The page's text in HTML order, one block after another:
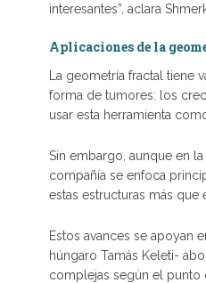
interesantes”, aclara
Aplicaciones de la
La geometría fractal tiene
forma de tumores: los
usar esta herramienta
Sin embargo, aunque en
compañía se enfoca
estas estructuras más que
Estos avances se apoyan
húngaro Tamás Keleti-
complejas según el punto